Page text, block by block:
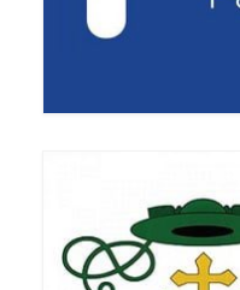
Pierwsza
Wielki
Droga